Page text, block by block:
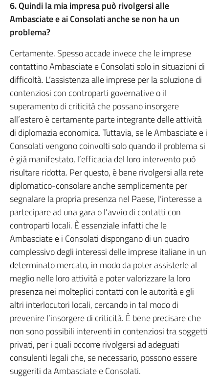
6. Quindi la mia impresa può rivolgersi alle
Ambasciate e ai Consolati anche se non ha un
problema?
Certamente. Spesso accade invece che le imprese
contattino Ambasciate e Consolati solo in situazioni di
difficoltà. L’assistenza alle imprese per la soluzione di
contenziosi con controparti governative o il
superamento di criticità che possano insorgere
all’estero è certamente parte integrante delle attività
di diplomazia economica. Tuttavia, se le Ambasciate e i
Consolati vengono coinvolti solo quando il problema si
è già manifestato, l’efficacia del loro intervento può
risultare ridotta. Per questo, è bene rivolgersi alla rete
diplomatico-consolare anche semplicemente per
segnalare la propria presenza nel Paese, l’interesse a
partecipare ad una gara o l’avvio di contatti con
controparti locali. È essenziale infatti che le
Ambasciate e i Consolati dispongano di un quadro
complessivo degli interessi delle imprese italiane in un
determinato mercato, in modo da poter assisterle al
meglio nelle loro attività e poter valorizzare la loro
presenza nei molteplici contatti con le autorità e gli
altri interlocutori locali, cercando in tal modo di
prevenire l’insorgere di criticità. È bene precisare che
non sono possibili interventi in contenziosi tra soggetti
privati, per i quali occorre rivolgersi ad adeguati
consulenti legali che, se necessario, possono essere
suggeriti da Ambasciate e Consolati.